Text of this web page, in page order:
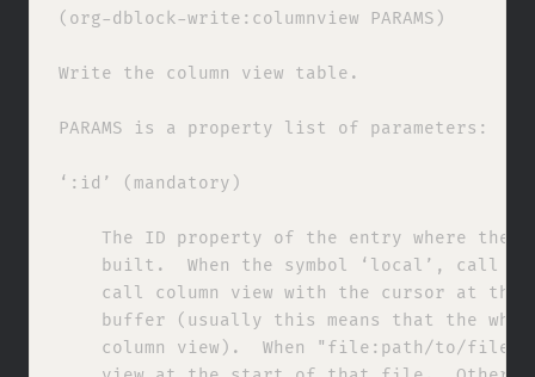
(org-dblock-write:columnview PARAMS)
Write the column view table.
PARAMS is a property list of parameters:
‘:id’ (mandatory)
The ID property of the entry where the
built.  When the symbol ‘local’, call
call column view with the cursor at the
buffer (usually this means that the
column view).  When "file:path/to/